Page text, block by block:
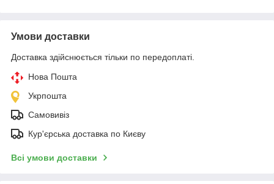
Умови доставки
Доставка здійснюється тільки по передоплаті.
Нова Пошта
Укрпошта
Самовивіз
Кур'єрська доставка по Києву
Всі умови доставки